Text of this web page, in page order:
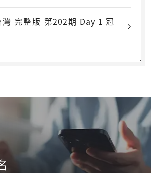
完整版 第202期 Day 1 冠